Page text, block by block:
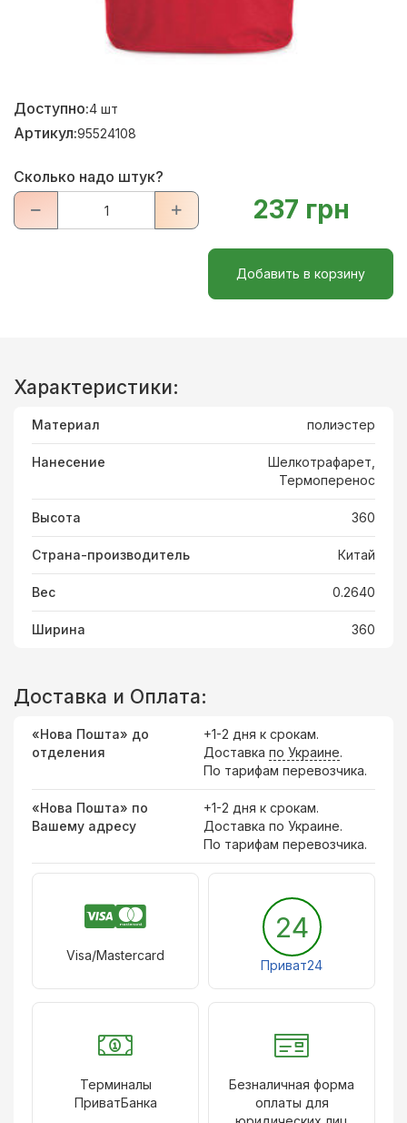
Доступно:4 шт
Артикул:95524108
Сколько надо штук?
237 грн
Добавить в корзину
Характеристики:
Материал полиэстер
Нанесение
Шелкотрафарет,
Термоперенос
Высота 360
Страна-производитель Китай
Вес 0.2640
Ширина 360
Доставка и Оплата:
«Нова Пошта» до
отделения
+1-2 дня к срокам.
Доставка по Украине.
По тарифам перевозчика.
«Нова Пошта» по
Вашему адресу
+1-2 дня к срокам.
Доставка по Украине.
По тарифам перевозчика.
Visa/Mastercard
24
Приват24
Терминалы
ПриватБанка
Безналичная форма
оплаты для